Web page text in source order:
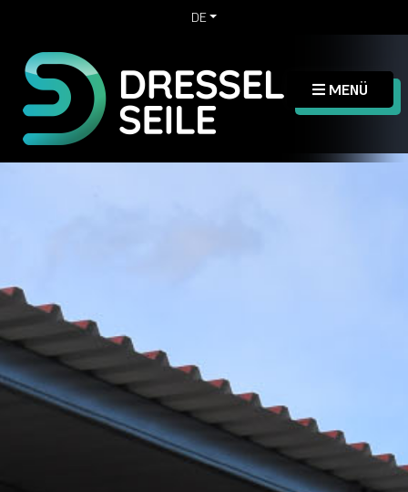
DE
MENÜ